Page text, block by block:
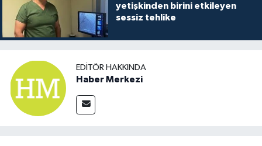
yetişkinden birini etkileyen
sessiz tehlike
EDITÖR HAKKINDA
Haber Merkezi